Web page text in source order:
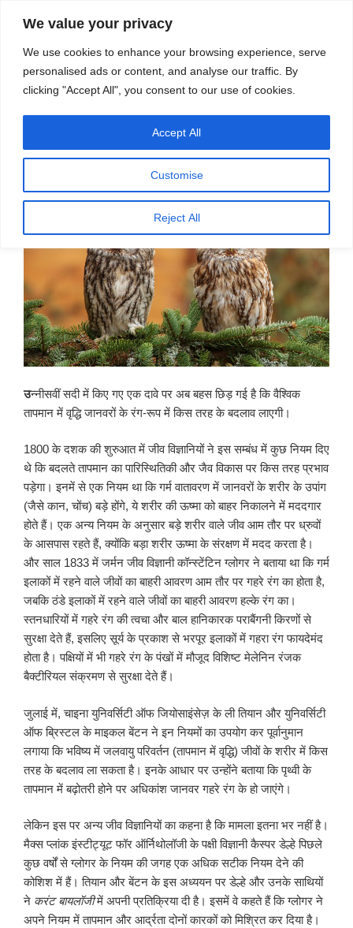
We value your privacy
We use cookies to enhance your browsing experience, serve
personalised ads or content, and analyse our traffic. By
clicking "Accept All", you consent to our use of cookies.
Customise
Reject All
Accept All
स्रोत
मेनू
प्रकाशित
जलवायु परिवर्तन से जीवों रंग कैसे बदलेगा?
उन्नीसवीं सदी में किए गए एक दावे पर अब बहस छिड़ गई है कि वैश्विक
तापमान में वृद्धि जानवरों के रंग-रूप में किस तरह के बदलाव लाएगी।
1800 के दशक की शुरुआत में जीव विज्ञानियों ने इस सम्बंध में कुछ नियम दिए
थे कि बदलते तापमान का पारिस्थितिकी और जैव विकास पर किस तरह प्रभाव
पड़ेगा। इनमें से एक नियम था कि गर्म वातावरण में जानवरों के शरीर के उपांग
(जैसे कान, चोंच) बड़े होंगे, ये शरीर की ऊष्मा को बाहर निकालने में मददगार
होते हैं। एक अन्य नियम के अनुसार बड़े शरीर वाले जीव आम तौर पर ध्रुवों
के आसपास रहते हैं, क्योंकि बड़ा शरीर ऊष्मा के संरक्षण में मदद करता है।
और साल 1833 में जर्मन जीव विज्ञानी कॉन्स्टेंटिन ग्लोगर ने बताया था कि गर्म
इलाकों में रहने वाले जीवों का बाहरी आवरण आम तौर पर गहरे रंग का होता है,
जबकि ठंडे इलाकों में रहने वाले जीवों का बाहरी आवरण हल्के रंग का।
स्तनधारियों में गहरे रंग की त्वचा और बाल हानिकारक पराबैंगनी किरणों से
सुरक्षा देते हैं, इसलिए सूर्य के प्रकाश से भरपूर इलाकों में गहरा रंग फायदेमंद
होता है। पक्षियों में भी गहरे रंग के पंखों में मौजूद विशिष्ट मेलेनिन रंजक
बैक्टीरियल संक्रमण से सुरक्षा देते हैं।
जुलाई में, चाइना युनिवर्सिटी ऑफ जियोसाइंसेज़ के ली तियान और युनिवर्सिटी
ऑफ ब्रिस्टल के माइकल बेंटन ने इन नियमों का उपयोग कर पूर्वानुमान
लगाया कि भविष्य में जलवायु परिवर्तन (तापमान में वृद्धि) जीवों के शरीर में किस
तरह के बदलाव ला सकता है। इनके आधार पर उन्होंने बताया कि पृथ्वी के
तापमान में बढ़ोतरी होने पर अधिकांश जानवर गहरे रंग के हो जाएंगे।
लेकिन इस पर अन्य जीव विज्ञानियों का कहना है कि मामला इतना भर नहीं है।
मैक्स प्लांक इंस्टीट्यूट फॉर ऑर्निथोलॉजी के पक्षी विज्ञानी कैस्पर डेल्हे पिछले
कुछ वर्षों से ग्लोगर के नियम की जगह एक अधिक सटीक नियम देने की
कोशिश में हैं। तियान और बेंटन के इस अध्ययन पर डेल्हे और उनके साथियों
ने करंट बायलॉजीमें अपनी प्रतिक्रिया दी है। इसमें वे कहते हैं कि ग्लोगर ने
अपने नियम में तापमान और आर्द्रता दोनों कारकों को मिश्रित कर दिया है।